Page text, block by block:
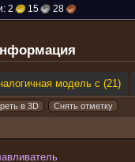
2 15 28
модель с (21)